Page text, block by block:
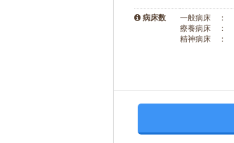
病床数
一般病床 ：
療養病床 ：
精神病床 ：